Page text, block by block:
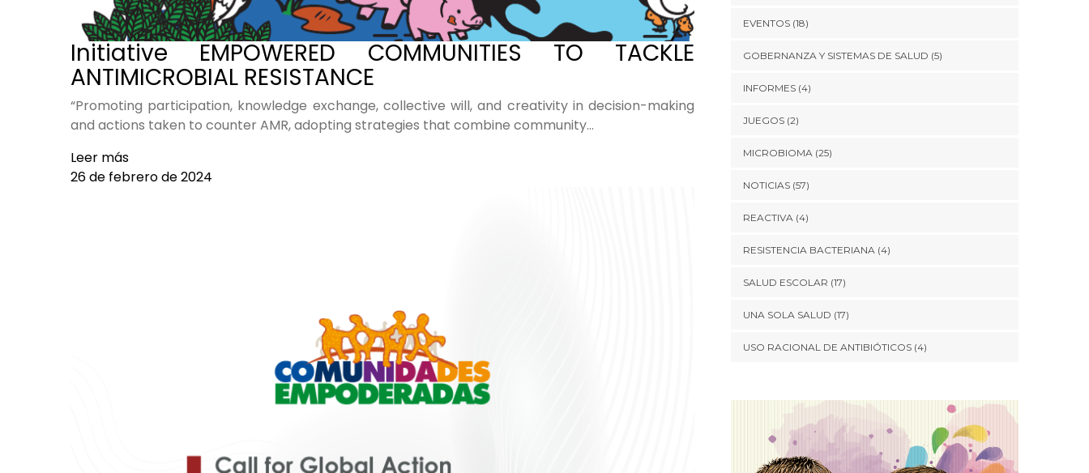
Initiative EMPOWERED COMMUNITIES TO TACKLE
ANTIMICROBIAL RESISTANCE
“Promoting participation, knowledge exchange, collective will, and creativity in decision-making
and actions taken to counter AMR, adopting strategies that combine community…
Leer más
26 de febrero de 2024
EVENTOS (18)
GOBERNANZA Y SISTEMAS DE SALUD (5)
INFORMES (4)
JUEGOS (2)
MICROBIOMA (25)
NOTICIAS (57)
REACTIVA (4)
RESISTENCIA BACTERIANA (4)
SALUD ESCOLAR (17)
UNA SOLA SALUD (17)
USO RACIONAL DE ANTIBIÓTICOS (4)